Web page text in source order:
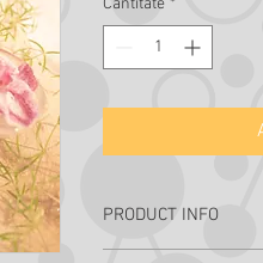
PRODUCT INFO